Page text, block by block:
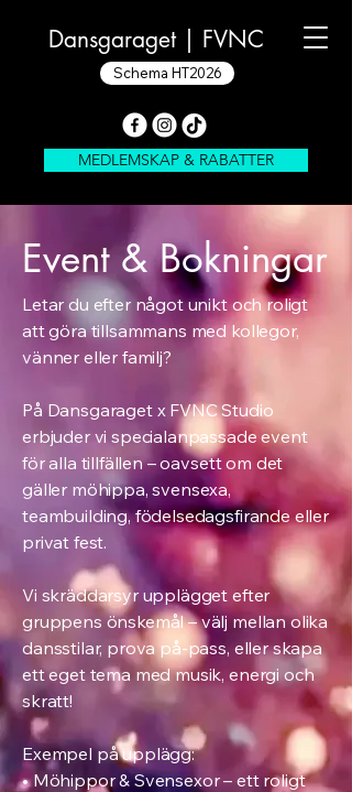
Dansgaraget | FVNC
Schema HT2026
MEDLEMSKAP & RABATTER
Event & Bokningar
Letar du efter något unikt och roligt
att göra tillsammans med kollegor,
vänner eller familj?
På Dansgaraget x FVNC Studio
erbjuder vi specialanpassade event
för alla tillfällen – oavsett om det
gäller möhippa, svensexa,
teambuilding, födelsedagsfirande eller
privat fest.
Vi skräddarsyr upplägget efter
gruppens önskemål – välj mellan olika
dansstilar, prova på-pass, eller skapa
ett eget tema med musik, energi och
skratt!
Exempel på upplägg:
• Möhippor & Svensexor – ett roligt